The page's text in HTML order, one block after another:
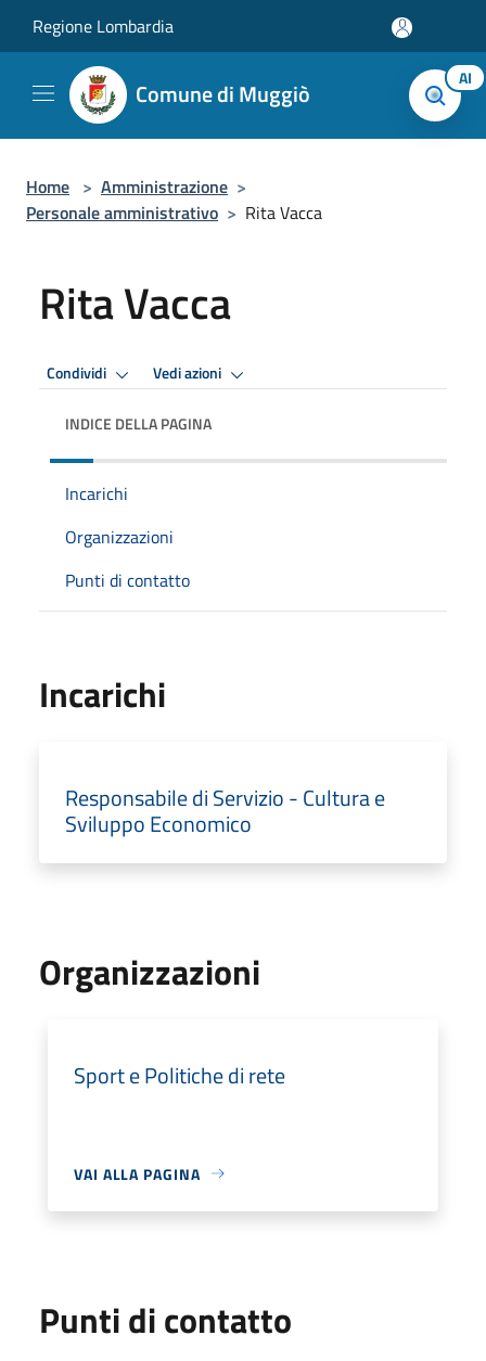
Regione Lombardia
Comune di Muggiò AI
Home > Amministrazione >
Personale amministrativo > Rita Vacca
Rita Vacca
Condividi Vedi azioni
INDICE DELLA PAGINA
Incarichi
Organizzazioni
Punti di contatto
Incarichi
Responsabile di Servizio - Cultura e
Sviluppo Economico
Organizzazioni
Sport e Politiche di rete
VAI ALLA PAGINA
Punti di contatto